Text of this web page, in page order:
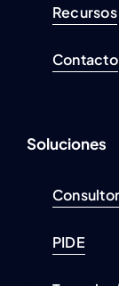
Recursos
Contacto
Soluciones
PIDE